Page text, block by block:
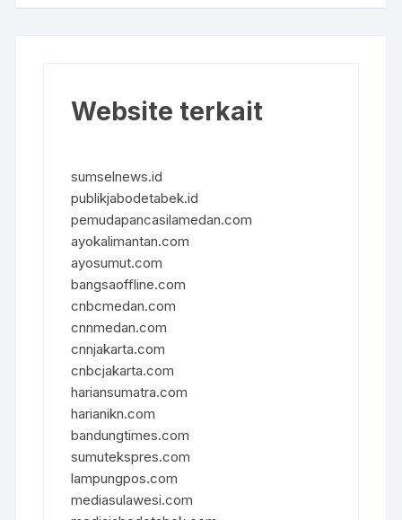
Website terkait
sumselnews.id
publikjabodetabek.id
pemudapancasilamedan.com
ayokalimantan.com
ayosumut.com
bangsaoffline.com
cnbcmedan.com
cnnmedan.com
cnnjakarta.com
cnbcjakarta.com
hariansumatra.com
harianikn.com
bandungtimes.com
sumutekspres.com
lampungpos.com
mediasulawesi.com